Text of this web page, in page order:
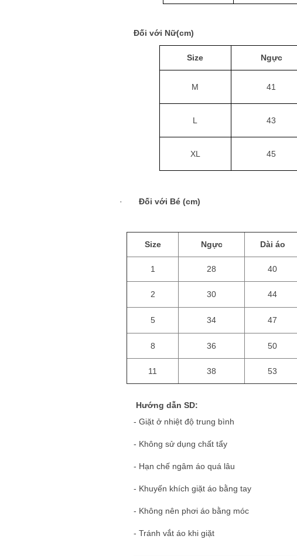
Đối với Nữ(cm)
Size Ngực
M 41
L 43
XL 45
· Đối với Bé (cm)
Size Ngực Dài áo
1 28 40
2 30 44
5 34 47
8 36 50
11 38 53
Hướng dẫn SD:
- Giặt ở nhiệt độ trung bình
- Không sử dụng chất tẩy
- Hạn chế ngâm áo quá lâu
- Khuyến khích giặt áo bằng tay
- Không nên phơi áo bằng móc
- Tránh vắt áo khi giặt